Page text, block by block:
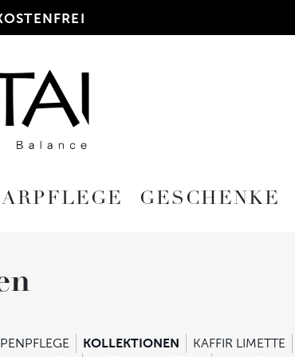
GESCHENKE
KOLLEKTIONEN KAFFIR LIMETTE